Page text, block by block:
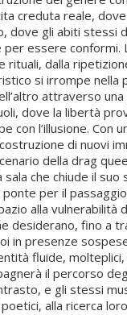
creduta reale,
dove gli abiti stessi
essere conformi.
rituali, dalla
si irrompe nella
attraverso
dove la libertà
con l’illusione. Con
di nuovi
della drag
sala che chiude il suo
per il
alla vulnerabilità
desiderano, fino a
in presenze
fluide,
il percorso
e gli stessi
alla ricerca